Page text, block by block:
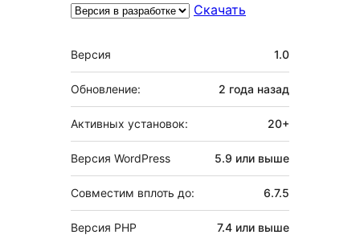
Скачать
Мета
Версия 1.0
Обновление: 2 года назад
Активных установок: 20+
Версия WordPress 5.9 или выше
Совместим вплоть до: 6.7.5
Версия PHP 7.4 или выше